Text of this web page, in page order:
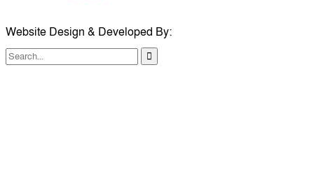
Website Design & Developed By: